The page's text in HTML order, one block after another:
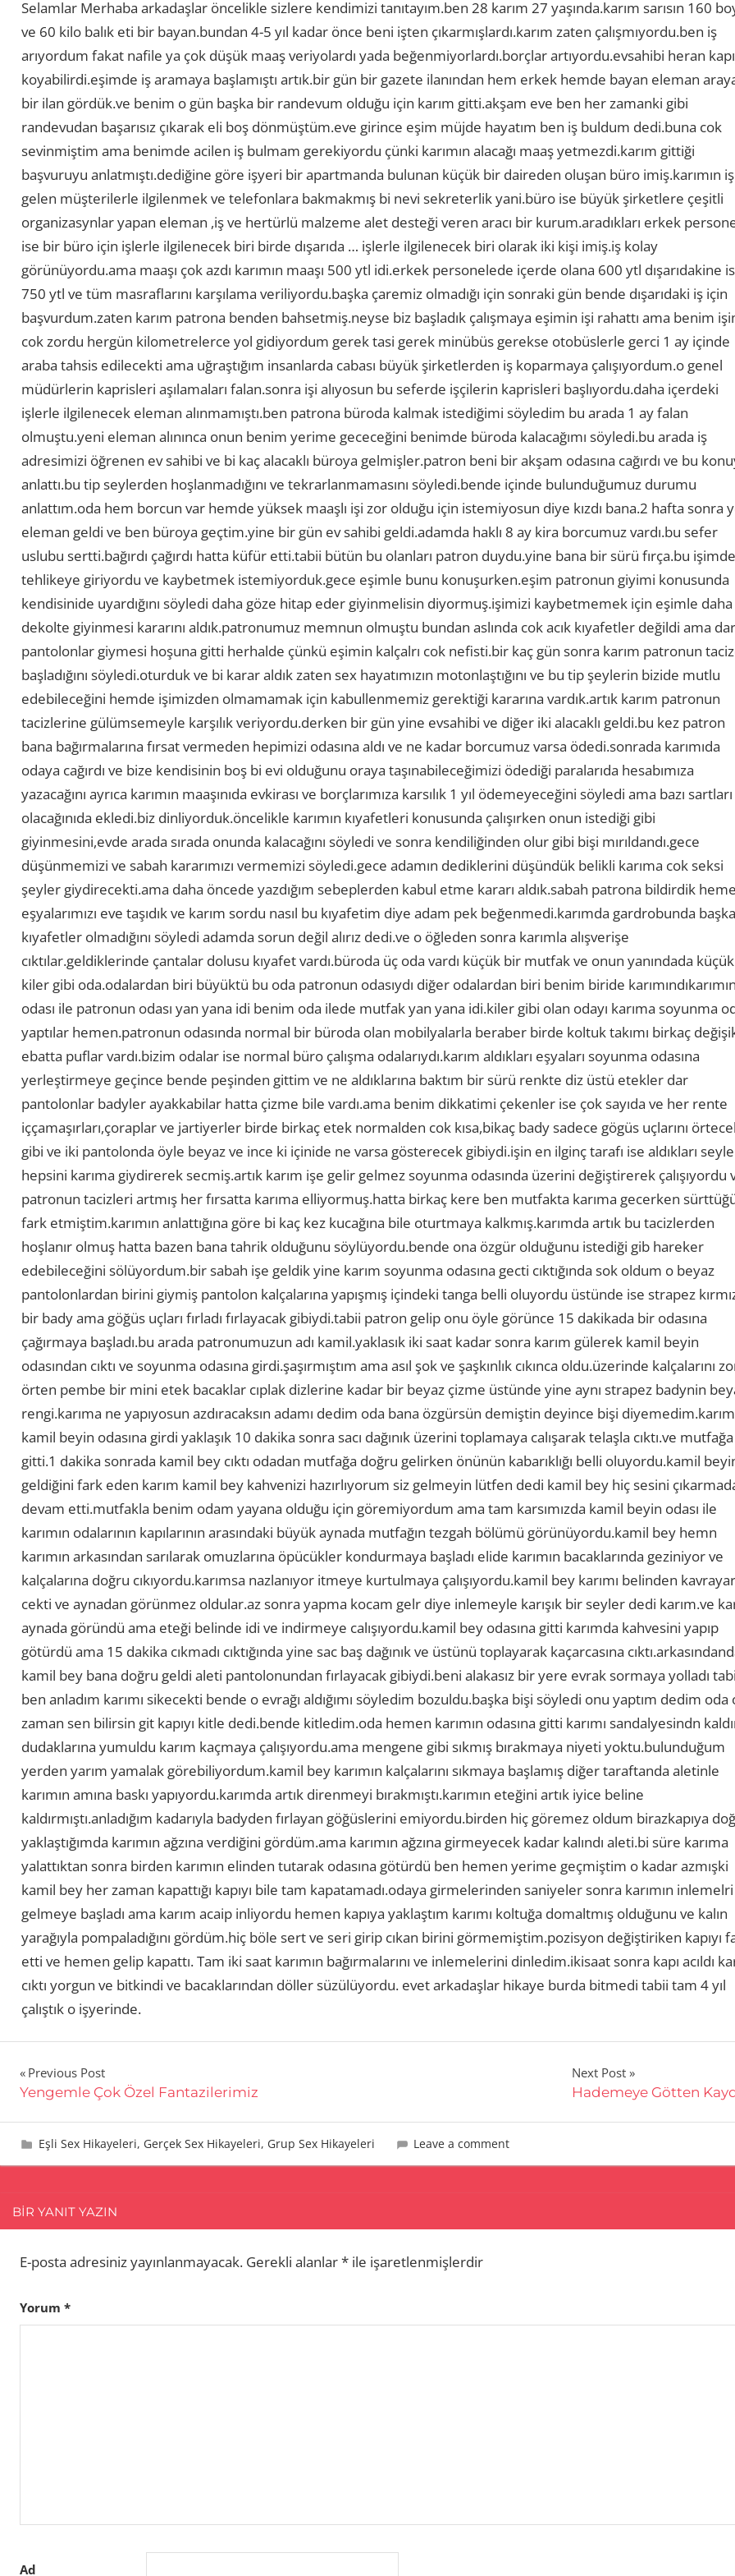
Selamlar Merhaba arkadaşlar öncelikle sizlere kendimizi tanıtayım.ben 28 karım 27 yaşında.karım sarısın 160
ve 60 kilo balık eti bir bayan.bundan 4-5 yıl kadar önce beni işten çıkarmışlardı.karım zaten çalışmıyordu.ben iş
arıyordum fakat nafile ya çok düşük maaş veriyolardı yada beğenmiyorlardı.borçlar artıyordu.evsahibi heran
koyabilirdi.eşimde iş aramaya başlamıştı artık.bir gün bir gazete ilanından hem erkek hemde bayan eleman
bir ilan gördük.ve benim o gün başka bir randevum olduğu için karım gitti.akşam eve ben her zamanki gibi
randevudan başarısız çıkarak eli boş dönmüştüm.eve girince eşim müjde hayatım ben iş buldum dedi.buna cok
sevinmiştim ama benimde acilen iş bulmam gerekiyordu çünki karımın alacağı maaş yetmezdi.karım gittiği
başvuruyu anlatmıştı.dediğine göre işyeri bir apartmanda bulunan küçük bir daireden oluşan büro imiş.karımın
gelen müşterilerle ilgilenmek ve telefonlara bakmakmış bi nevi sekreterlik yani.büro ise büyük şirketlere çeşitli
organizasynlar yapan eleman ,iş ve hertürlü malzeme alet desteği veren aracı bir kurum.aradıkları erkek
ise bir büro için işlerle ilgilenecek biri birde dışarıda … işlerle ilgilenecek biri olarak iki kişi imiş.iş kolay
görünüyordu.ama maaşı çok azdı karımın maaşı 500 ytl idi.erkek personelede içerde olana 600 ytl dışarıdakine
750 ytl ve tüm masraflarını karşılama veriliyordu.başka çaremiz olmadığı için sonraki gün bende dışarıdaki iş için
başvurdum.zaten karım patrona benden bahsetmiş.neyse biz başladık çalışmaya eşimin işi rahattı ama benim
cok zordu hergün kilometrelerce yol gidiyordum gerek tasi gerek minübüs gerekse otobüslerle gerci 1 ay içinde
araba tahsis edilecekti ama uğraştığım insanlarda cabası büyük şirketlerden iş koparmaya çalışıyordum.o genel
müdürlerin kaprisleri aşılamaları falan.sonra işi alıyosun bu seferde işçilerin kaprisleri başlıyordu.daha içerdeki
işlerle ilgilenecek eleman alınmamıştı.ben patrona büroda kalmak istediğimi söyledim bu arada 1 ay falan
olmuştu.yeni eleman alınınca onun benim yerime gececeğini benimde büroda kalacağımı söyledi.bu arada iş
adresimizi öğrenen ev sahibi ve bi kaç alacaklı büroya gelmişler.patron beni bir akşam odasına cağırdı ve bu
anlattı.bu tip seylerden hoşlanmadığını ve tekrarlanmamasını söyledi.bende içinde bulunduğumuz durumu
anlattım.oda hem borcun var hemde yüksek maaşlı işi zor olduğu için istemiyosun diye kızdı bana.2 hafta sonra
eleman geldi ve ben büroya geçtim.yine bir gün ev sahibi geldi.adamda haklı 8 ay kira borcumuz vardı.bu sefer
uslubu sertti.bağırdı çağırdı hatta küfür etti.tabii bütün bu olanları patron duydu.yine bana bir sürü fırça.bu işimde
tehlikeye giriyordu ve kaybetmek istemiyorduk.gece eşimle bunu konuşurken.eşim patronun giyimi konusunda
kendisinide uyardığını söyledi daha göze hitap eder giyinmelisin diyormuş.işimizi kaybetmemek için eşimle daha
dekolte giyinmesi kararını aldık.patronumuz memnun olmuştu bundan aslında cok acık kıyafetler değildi ama dar
pantolonlar giymesi hoşuna gitti herhalde çünkü eşimin kalçalrı cok nefisti.bir kaç gün sonra karım patronun
başladığını söyledi.oturduk ve bi karar aldık zaten sex hayatımızın motonlaştığını ve bu tip şeylerin bizide mutlu
edebileceğini hemde işimizden olmamamak için kabullenmemiz gerektiği kararına vardık.artık karım patronun
tacizlerine gülümsemeyle karşılık veriyordu.derken bir gün yine evsahibi ve diğer iki alacaklı geldi.bu kez patron
bana bağırmalarına fırsat vermeden hepimizi odasına aldı ve ne kadar borcumuz varsa ödedi.sonrada karımıda
odaya cağırdı ve bize kendisinin boş bi evi olduğunu oraya taşınabileceğimizi ödediği paralarıda hesabımıza
yazacağını ayrıca karımın maaşınıda evkirası ve borçlarımıza karsılık 1 yıl ödemeyeceğini söyledi ama bazı sartları
olacağınıda ekledi.biz dinliyorduk.öncelikle karımın kıyafetleri konusunda çalışırken onun istediği gibi
giyinmesini,evde arada sırada onunda kalacağını söyledi ve sonra kendiliğinden olur gibi bişi mırıldandı.gece
düşünmemizi ve sabah kararımızı vermemizi söyledi.gece adamın dediklerini düşündük belikli karıma cok seksi
şeyler giydirecekti.ama daha öncede yazdığım sebeplerden kabul etme kararı aldık.sabah patrona bildirdik
eşyalarımızı eve taşıdık ve karım sordu nasıl bu kıyafetim diye adam pek beğenmedi.karımda gardrobunda başka
kıyafetler olmadığını söyledi adamda sorun değil alırız dedi.ve o öğleden sonra karımla alışverişe
cıktılar.geldiklerinde çantalar dolusu kıyafet vardı.büroda üç oda vardı küçük bir mutfak ve onun yanındada
kiler gibi oda.odalardan biri büyüktü bu oda patronun odasıydı diğer odalardan biri benim biride karımındıkarımın
odası ile patronun odası yan yana idi benim oda ilede mutfak yan yana idi.kiler gibi olan odayı karıma soyunma
yaptılar hemen.patronun odasında normal bir büroda olan mobilyalarla beraber birde koltuk takımı birkaç
ebatta puflar vardı.bizim odalar ise normal büro çalışma odalarıydı.karım aldıkları eşyaları soyunma odasına
yerleştirmeye geçince bende peşinden gittim ve ne aldıklarına baktım bir sürü renkte diz üstü etekler dar
pantolonlar badyler ayakkabilar hatta çizme bile vardı.ama benim dikkatimi çekenler ise çok sayıda ve her rente
iççamaşırları,çoraplar ve jartiyerler birde birkaç etek normalden cok kısa,bikaç bady sadece gögüs uçlarını
gibi ve iki pantolonda öyle beyaz ve ince ki içinide ne varsa gösterecek gibiydi.işin en ilginç tarafı ise aldıkları
hepsini karıma giydirerek secmiş.artık karım işe gelir gelmez soyunma odasında üzerini değiştirerek çalışıyordu
patronun tacizleri artmış her fırsatta karıma elliyormuş.hatta birkaç kere ben mutfakta karıma gecerken
fark etmiştim.karımın anlattığına göre bi kaç kez kucağına bile oturtmaya kalkmış.karımda artık bu tacizlerden
hoşlanır olmuş hatta bazen bana tahrik olduğunu söylüyordu.bende ona özgür olduğunu istediği gib hareker
edebileceğini sölüyordum.bir sabah işe geldik yine karım soyunma odasına gecti cıktığında sok oldum o beyaz
pantolonlardan birini giymiş pantolon kalçalarına yapışmış içindeki tanga belli oluyordu üstünde ise strapez
bir bady ama göğüs uçları fırladı fırlayacak gibiydi.tabii patron gelip onu öyle görünce 15 dakikada bir odasına
çağırmaya başladı.bu arada patronumuzun adı kamil.yaklasık iki saat kadar sonra karım gülerek kamil beyin
odasından cıktı ve soyunma odasına girdi.şaşırmıştım ama asıl şok ve şaşkınlık cıkınca oldu.üzerinde kalçalarını
örten pembe bir mini etek bacaklar cıplak dizlerine kadar bir beyaz çizme üstünde yine aynı strapez badynin
rengi.karıma ne yapıyosun azdıracaksın adamı dedim oda bana özgürsün demiştin deyince bişi diyemedim.karım
kamil beyin odasına girdi yaklaşık 10 dakika sonra sacı dağınık üzerini toplamaya calışarak telaşla cıktı.ve mutfağa
gitti.1 dakika sonrada kamil bey cıktı odadan mutfağa doğru gelirken önünün kabarıklığı belli oluyordu.kamil
geldiğini fark eden karım kamil bey kahvenizi hazırlıyorum siz gelmeyin lütfen dedi kamil bey hiç sesini
devam etti.mutfakla benim odam yayana olduğu için göremiyordum ama tam karsımızda kamil beyin odası ile
karımın odalarının kapılarının arasındaki büyük aynada mutfağın tezgah bölümü görünüyordu.kamil bey hemn
karımın arkasından sarılarak omuzlarına öpücükler kondurmaya başladı elide karımın bacaklarında geziniyor ve
kalçalarına doğru cıkıyordu.karımsa nazlanıyor itmeye kurtulmaya çalışıyordu.kamil bey karımı belinden
cekti ve aynadan görünmez oldular.az sonra yapma kocam gelr diye inlemeyle karışık bir seyler dedi karım.ve
aynada göründü ama eteği belinde idi ve indirmeye calışıyordu.kamil bey odasına gitti karımda kahvesini yapıp
götürdü ama 15 dakika cıkmadı cıktığında yine sac baş dağınık ve üstünü toplayarak kaçarcasına
kamil bey bana doğru geldi aleti pantolonundan fırlayacak gibiydi.beni alakasız bir yere evrak sormaya yolladı
ben anladım karımı sikecekti bende o evrağı aldığımı söyledim bozuldu.başka bişi söyledi onu yaptım dedim oda
zaman sen bilirsin git kapıyı kitle dedi.bende kitledim.oda hemen karımın odasına gitti karımı sandalyesindn
dudaklarına yumuldu karım kaçmaya çalışıyordu.ama mengene gibi sıkmış bırakmaya niyeti yoktu.bulunduğum
yerden yarım yamalak görebiliyordum.kamil bey karımın kalçalarını sıkmaya başlamış diğer taraftanda aletinle
karımın amına baskı yapıyordu.karımda artık direnmeyi bırakmıştı.karımın eteğini artık iyice beline
kaldırmıştı.anladığım kadarıyla badyden fırlayan göğüslerini emiyordu.birden hiç göremez oldum birazkapıya
yaklaştığımda karımın ağzına verdiğini gördüm.ama karımın ağzına girmeyecek kadar kalındı aleti.bi süre karıma
yalattıktan sonra birden karımın elinden tutarak odasına götürdü ben hemen yerime geçmiştim o kadar azmışki
kamil bey her zaman kapattığı kapıyı bile tam kapatamadı.odaya girmelerinden saniyeler sonra karımın inlemelri
gelmeye başladı ama karım acaip inliyordu hemen kapıya yaklaştım karımı koltuğa domaltmış olduğunu ve kalın
yarağıyla pompaladığını gördüm.hiç böle sert ve seri girip cıkan birini görmemiştim.pozisyon değiştiriken kapıyı
etti ve hemen gelip kapattı. Tam iki saat karımın bağırmalarını ve inlemelerini dinledim.ikisaat sonra kapı acıldı
cıktı yorgun ve bitkindi ve bacaklarından döller süzülüyordu. evet arkadaşlar hikaye burda bitmedi tabii tam 4 yıl
çalıştık o işyerinde.
Yazı
gezinmesi
Previous Post
Yengemle Çok Özel Fantazilerimiz
Next Post
Hademeye Götten
26 Kasım 2013
admin
Eşli Sex Hikayeleri, Gerçek Sex Hikayeleri, Grup Sex Hikayeleri Leave a comment
BIR YANIT YAZIN
E-posta adresiniz yayınlanmayacak. Gerekli alanlar* ile işaretlenmişlerdir
Yorum *
Ad